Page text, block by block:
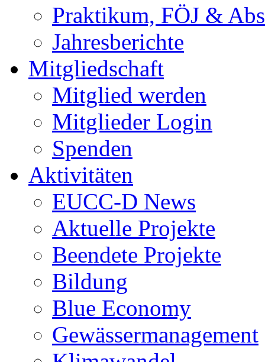
Praktikum, FÖJ &
Jahresberichte
Mitgliedschaft
Mitglied werden
Mitglieder Login
Spenden
Aktivitäten
EUCC-D News
Aktuelle Projekte
Beendete Projekte
Bildung
Blue Economy
Gewässermanagement